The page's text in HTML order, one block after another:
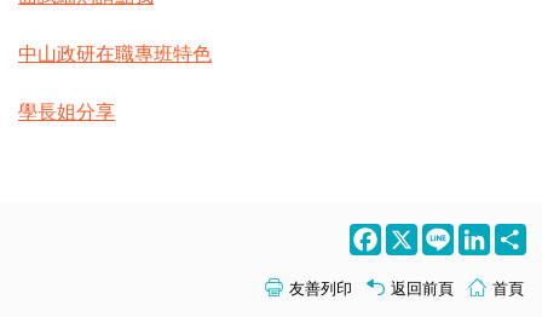
中山政研在職專班特色
學長姐分享
Facebook
X Line
友善列印 返回前頁 首頁